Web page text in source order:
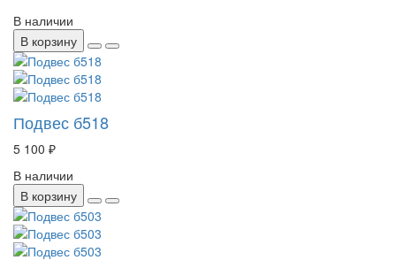
В наличии
В корзину
Подвес б518
5 100 ₽
В наличии
В корзину